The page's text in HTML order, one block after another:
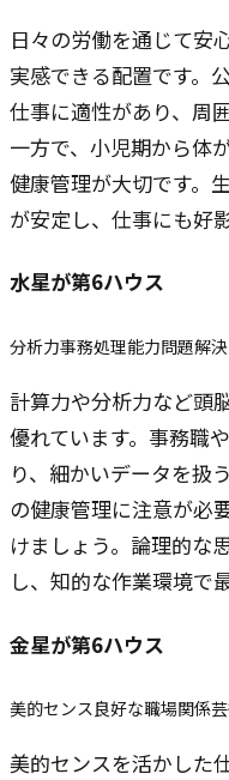
日々の労働を通じて安
実感できる配置です。
仕事に適性があり、周
一方で、小児期から体
健康管理が大切です。
が安定し、仕事にも好
水星が第6ハウス
分析力事務処理能力問題解決
計算力や分析力など頭
優れています。事務職
り、細かいデータを扱
の健康管理に注意が必
けましょう。論理的な
し、知的な作業環境で
金星が第6ハウス
美的センス良好な職場関係
美的センスを活かした